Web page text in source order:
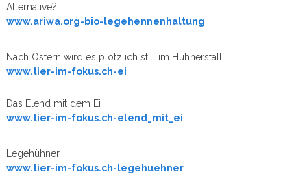
Alternative?
www.ariwa.org-bio-legehennenhaltung
Nach Ostern wird es plötzlich still im Hühnerstall
www.tier-im-fokus.ch-ei
Das Elend mit dem Ei
www.tier-im-fokus.ch-elend_mit_ei
Legehühner
www.tier-im-fokus.ch-legehuehner